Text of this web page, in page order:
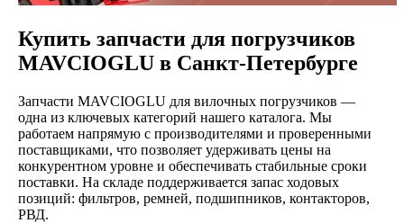
Купить запчасти для погрузчиков
MAVCIOGLU в Санкт-Петербурге
Запчасти MAVCIOGLU для вилочных погрузчиков —
одна из ключевых категорий нашего каталога. Мы
работаем напрямую с производителями и проверенными
поставщиками, что позволяет удерживать цены на
конкурентном уровне и обеспечивать стабильные сроки
поставки. На складе поддерживается запас ходовых
позиций: фильтров, ремней, подшипников, контакторов,
РВД.